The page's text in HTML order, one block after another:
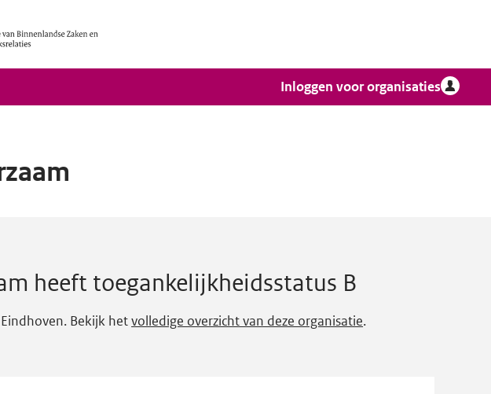
Inloggen voor organisaties
heeft toegankelijkheidsstatus B
Bekijk hetvolledige overzicht van deze organisatie.